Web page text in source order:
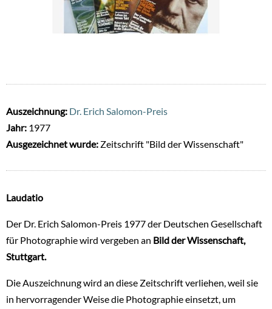
Auszeichnung: Dr. Erich Salomon-Preis
Jahr: 1977
Ausgezeichnet wurde: Zeitschrift "Bild der Wissenschaft"
Laudatio
Der Dr. Erich Salomon-Preis 1977 der Deutschen Gesellschaft
für Photographie wird vergeben an Bild der Wissenschaft,
Stuttgart.
Die Auszeichnung wird an diese Zeitschrift verliehen, weil sie
in hervorragender Weise die Photographie einsetzt, um